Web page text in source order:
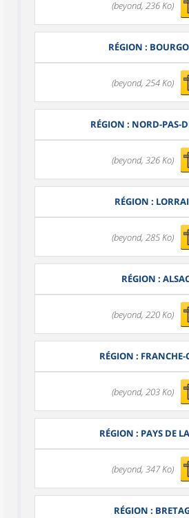
(beyond, 236 Ko)
RÉGION :
(beyond, 254 Ko)
RÉGION : NORD-PAS-
(beyond, 326 Ko)
RÉGION :
(beyond, 285 Ko)
RÉGION :
(beyond, 220 Ko)
RÉGION : FRANCHE-
(beyond, 203 Ko)
RÉGION : PAYS DE
(beyond, 347 Ko)
RÉGION :